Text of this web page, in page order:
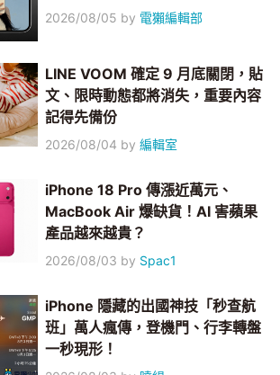
2026/08/05 by 電獺編輯部
LINE VOOM 確定 9 月底關閉，貼
文、限時動態都將消失，重要內容
記得先備份
2026/08/04 by編輯室
iPhone 18 Pro 傳漲近萬元、
MacBook Air 爆缺貨！AI 害蘋果
產品越來越貴？
2026/08/03 by Spac1
iPhone 隱藏的出國神技「秒查航
班」萬人瘋傳，登機門、行李轉盤
一秒現形！